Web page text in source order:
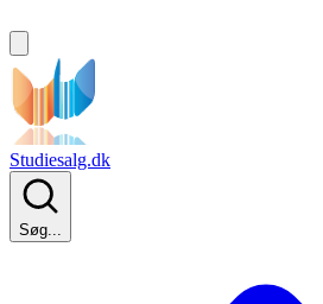
Studiesalg.dk
Søg...